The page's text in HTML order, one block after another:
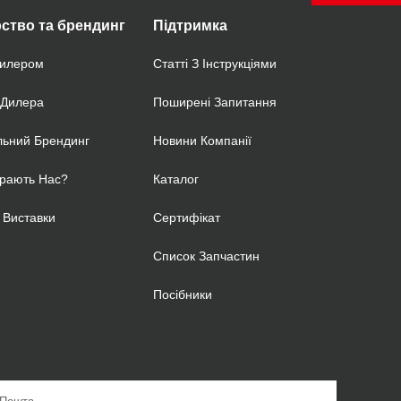
та брендинг
Брендинг
Нас?
Підтримка
Статті З Інструкціями
Поширені Запитання
Новини Компанії
Каталог
Сертифікат
Список Запчастин
Посібники